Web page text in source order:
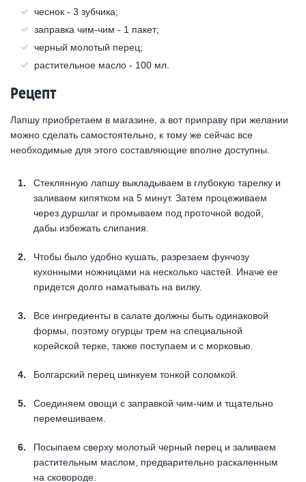
чеснок - 3 зубчика;
заправка чим-чим - 1 пакет;
черный молотый перец;
растительное масло - 100 мл.
Рецепт
Лапшу приобретаем в магазине, а вот приправу при желании
можно сделать самостоятельно, к тому же сейчас все
необходимые для этого составляющие вполне доступны.
Стеклянную лапшу выкладываем в глубокую тарелку и
заливаем кипятком на 5 минут. Затем процеживаем
через дуршлаг и промываем под проточной водой,
дабы избежать слипания.
Чтобы было удобно кушать, разрезаем фунчозу
кухонными ножницами на несколько частей. Иначе ее
придется долго наматывать на вилку.
Все ингредиенты в салате должны быть одинаковой
формы, поэтому огурцы трем на специальной
корейской терке, также поступаем и с морковью.
Болгарский перец шинкуем тонкой соломкой.
Соединяем овощи с заправкой чим-чим и тщательно
перемешиваем.
Посыпаем сверху молотый черный перец и заливаем
растительным маслом, предварительно раскаленным
на сковороде.